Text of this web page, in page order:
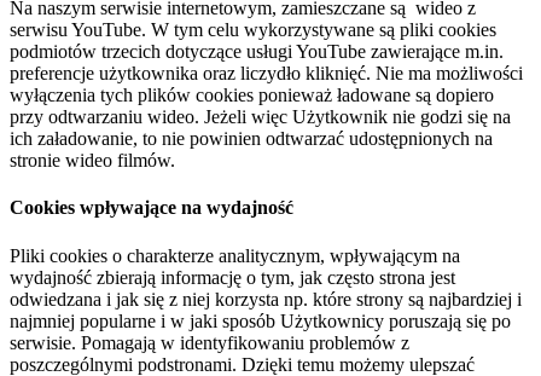
Na naszym serwisie internetowym, zamieszczane są wideo z
serwisu YouTube. W tym celu wykorzystywane są pliki cookies
podmiotów trzecich dotyczące usługi YouTube zawierające m.in.
preferencje użytkownika oraz liczydło kliknięć. Nie ma możliwości
wyłączenia tych plików cookies ponieważ ładowane są dopiero
przy odtwarzaniu wideo. Jeżeli więc Użytkownik nie godzi się na
ich załadowanie, to nie powinien odtwarzać udostępnionych na
stronie wideo filmów.
Cookies wpływające na wydajność
Pliki cookies o charakterze analitycznym, wpływającym na
wydajność zbierają informację o tym, jak często strona jest
odwiedzana i jak się z niej korzysta np. które strony są najbardziej i
najmniej popularne i w jaki sposób Użytkownicy poruszają się po
serwisie. Pomagają w identyfikowaniu problemów z
poszczególnymi podstronami. Dzięki temu możemy ulepszać